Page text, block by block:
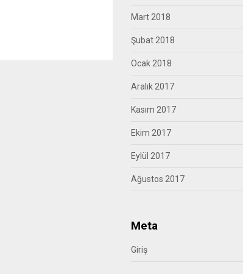
Mart 2018
Şubat 2018
Ocak 2018
Aralık 2017
Kasım 2017
Ekim 2017
Eylül 2017
Ağustos 2017
Meta
Giriş